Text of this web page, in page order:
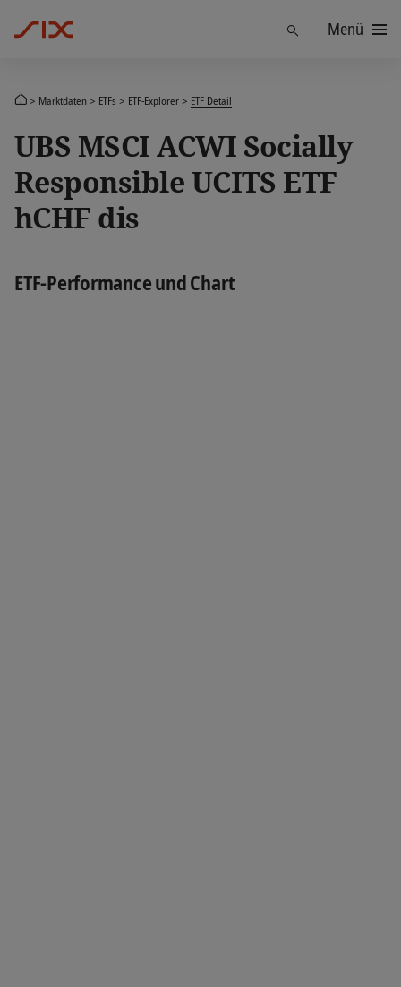
FindenMenü
Marktdaten ETFs ETF-Explorer ETF Detail
UBS MSCI ACWI Socially
Responsible UCITS ETF
hCHF dis
ETF-Performance und Chart